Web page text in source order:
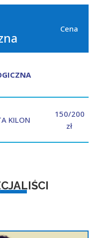
Cena
KILON
150/200
zł